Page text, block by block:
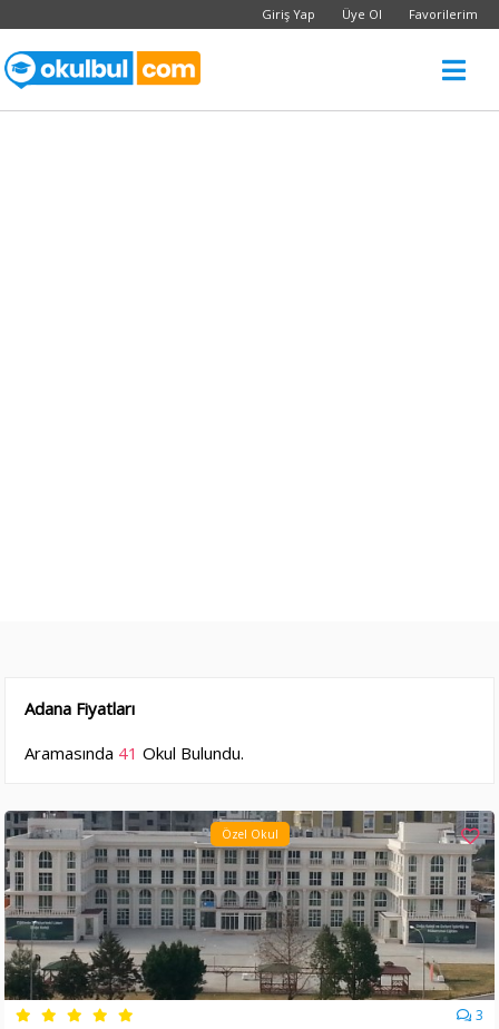
Giriş Yap Üye Ol Favorilerim
Adana Fiyatları
Aramasında 41 Okul Bulundu.
Özel Okul
3